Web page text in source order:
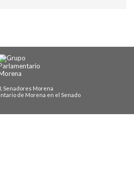
Senadores Morena
de Morena en el Senado